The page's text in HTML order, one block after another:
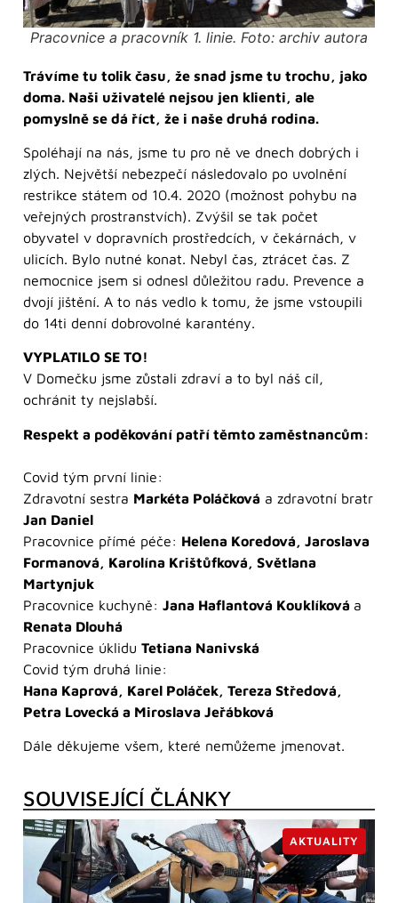
Pracovnice a pracovník 1. linie. Foto: archiv autora
Trávíme tu tolik času, že snad jsme tu trochu, jako
doma. Naši uživatelé nejsou jen klienti, ale
pomyslně se dá říct, že i naše druhá rodina.
Spoléhají na nás, jsme tu pro ně ve dnech dobrých i
zlých. Největší nebezpečí následovalo po uvolnění
restrikce státem od 10.4. 2020 (možnost pohybu na
veřejných prostranstvích). Zvýšil se tak počet
obyvatel v dopravních prostředcích, v čekárnách, v
ulicích. Bylo nutné konat. Nebyl čas, ztrácet čas. Z
nemocnice jsem si odnesl důležitou radu. Prevence a
dvojí jištění. A to nás vedlo k tomu, že jsme vstoupili
do 14ti denní dobrovolné karantény.
VYPLATILO SE TO!
V Domečku jsme zůstali zdraví a to byl náš cíl,
ochránit ty nejslabší.
Respekt a poděkování patří těmto zaměstnancům:
Covid tým první linie:
Zdravotní sestra Markéta Poláčková a zdravotní bratr
Jan Daniel
Pracovnice přímé péče: Helena Koredová, Jaroslava
Formanová, Karolína Krištůfková, Světlana
Martynjuk
Pracovnice kuchyně: Jana Haflantová Kouklíková a
Renata Dlouhá
Pracovnice úklidu Tetiana Nanivská
Covid tým druhá linie:
Hana Kaprová, Karel Poláček, Tereza Středová,
Petra Lovecká a Miroslava Jeřábková
Dále děkujeme všem, které nemůžeme jmenovat.
SOUVISEJÍCÍ ČLÁNKY
AKTUALITY